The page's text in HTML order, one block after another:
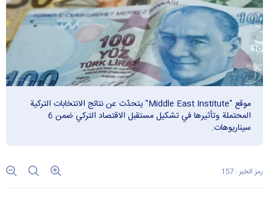
موقع "Middle East Institute" يتحدّث عن نتائج الانتخابات التركية
المحتملة وتأثيرها في تشكيل مستقبل الاقتصاد التركي ضمن 6
سيناريوهات.
رمز الخبر : 157